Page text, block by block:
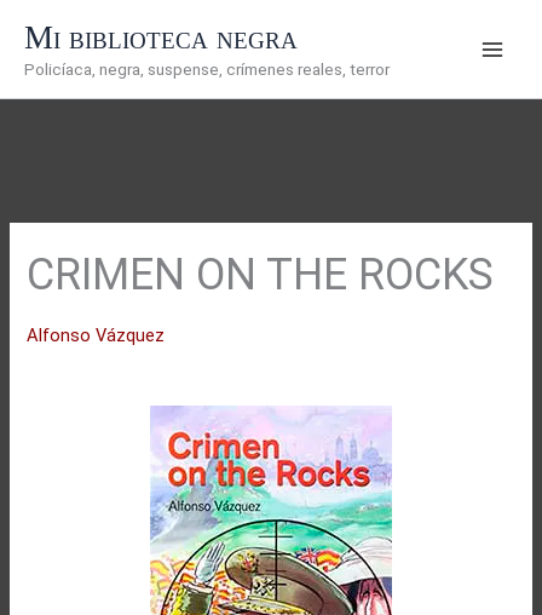
contenido
Mi biblioteca negra
Policíaca, negra, suspense, crímenes reales, terror
CRIMEN ON THE ROCKS
Alfonso Vázquez